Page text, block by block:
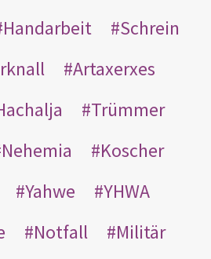
Handarbeit
Schrein
Artaxerxes
Trümmer
Nehemia
Koscher
Yahwe
YHWA
Notfall
Militär